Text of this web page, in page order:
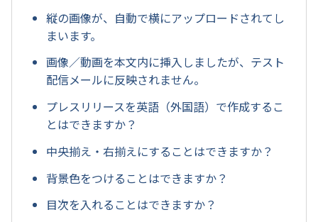
縦の画像が、自動で横にアップロードされてし
まいます。
画像／動画を本文内に挿入しましたが、テスト
配信メールに反映されません。
プレスリリースを英語（外国語）で作成するこ
とはできますか？
中央揃え・右揃えにすることはできますか？
背景色をつけることはできますか？
目次を入れることはできますか？